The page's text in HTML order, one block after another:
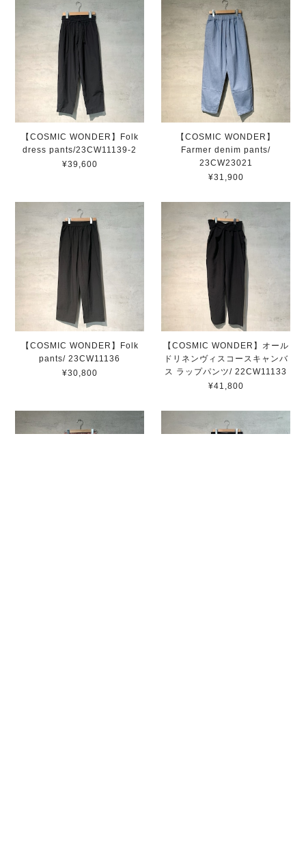
【COSMIC WONDER】Folk
dress pants/23CW11139-2
¥39,600
【COSMIC WONDER】
Farmer denim pants/
23CW23021
¥31,900
【COSMIC WONDER】Folk
pants/ 23CW11136
¥30,800
【COSMIC WONDER】オール
ドリネンヴィスコースキャンバ
ス ラップパンツ/ 22CW11133
¥41,800